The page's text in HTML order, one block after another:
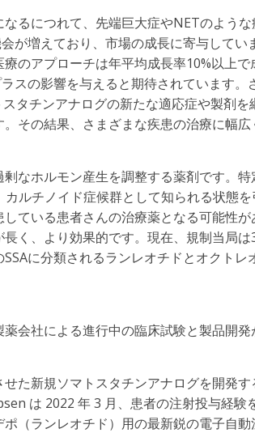
るにつれて、先端巨大症やNETのよう
が増えており、市場の成長に寄与して
のアプローチは年平均成長率10%以上
スの影響を与えると期待されています
タチンアナログの新たな適応症や製剤を
その結果、さまざまな疾患の治療に幅広
なホルモン産生を調整する薬剤です。
カルチノイド症候群として知られる状態
ている患者さんの治療薬となる可能性
く、より効果的です。現在、規制当局
に分類されるランレオチドとオクトレ
会社による進行中の臨床試験と製品開
た新規ソマトスタチンアナログを開発
は 2022 年 3 月、患者の注射投与経験
（ランレオチド）用の最新鋭の電子自